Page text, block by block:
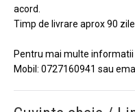
acord.
Timp de livrare aprox 90
Pentru mai multe informatii
Mobil: 0727160941 sau